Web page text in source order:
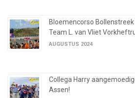
Bloemencorso
Team L. van Vliet
AUGUSTUS 2024
Collega Harry
Assen!